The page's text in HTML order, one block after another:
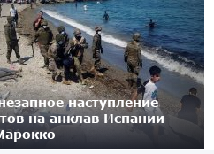
наступление
на анклав Испании —